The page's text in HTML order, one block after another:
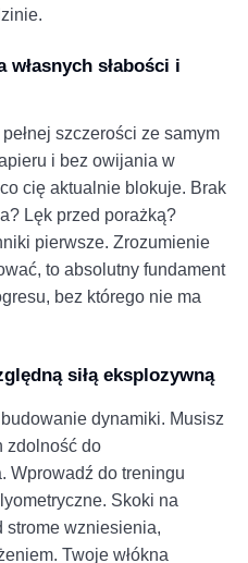
własnych słabości i
szczerości ze samym
i bez owijania w
cię aktualnie blokuje. Brak
Lęk przed porażką?
pierwsze. Zrozumienie
to absolutny fundament
bez którego nie ma
siłą eksplozywną
dynamiki. Musisz
zdolność do
Wprowadź do treningu
Skoki na
strome wzniesienia,
Twoje włókna